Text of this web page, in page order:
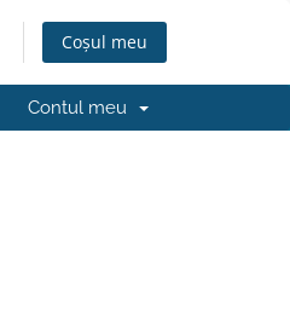
Coșul meu
Contul meu